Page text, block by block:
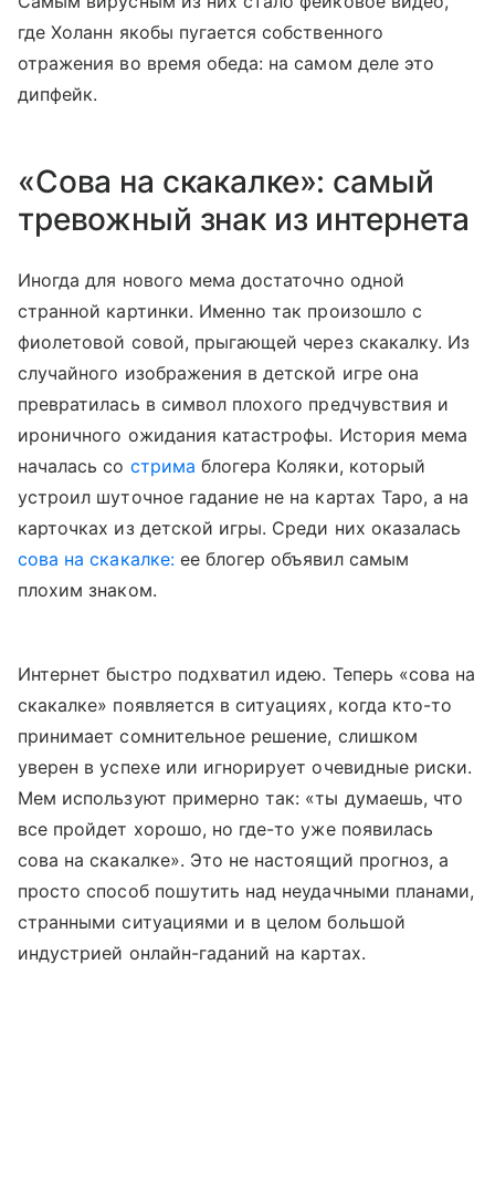
где Холанн якобы пугается собственного
отражения во время обеда: на самом деле это
дипфейк.
«Сова на скакалке»: самый
тревожный знак из интернета
Иногда для нового мема достаточно одной
странной картинки. Именно так произошло с
фиолетовой совой, прыгающей через скакалку. Из
случайного изображения в детской игре она
превратилась в символ плохого предчувствия и
ироничного ожидания катастрофы. История мема
началась со стрима блогера Коляки, который
устроил шуточное гадание не на картах Таро, а на
карточках из детской игры. Среди них оказалась
сова на скакалке:ее блогер объявил самым
плохим знаком.
Интернет быстро подхватил идею. Теперь «сова на
скакалке» появляется в ситуациях, когда кто-то
принимает сомнительное решение, слишком
уверен в успехе или игнорирует очевидные риски.
Мем используют примерно так: «ты думаешь, что
все пройдет хорошо, но где-то уже появилась
сова на скакалке». Это не настоящий прогноз, а
просто способ пошутить над неудачными планами,
странными ситуациями и в целом большой
индустрией онлайн-гаданий на картах.